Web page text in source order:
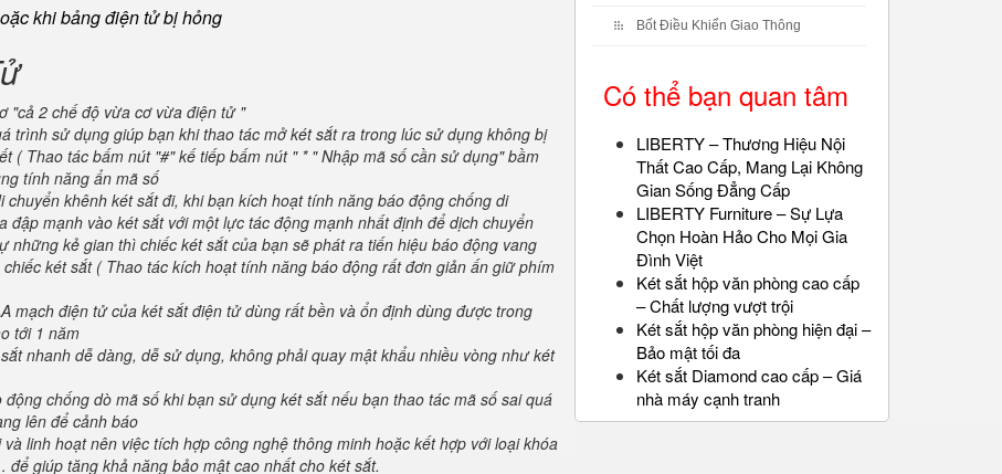
khi bảng điện tử bị hỏng
"cả 2 chế độ vừa cơ vừa điện tử "
trình sử dụng giúp bạn khi thao tác mở két sắt ra trong lúc sử dụng không bị
( Thao tác bấm nút "#" kế tiếp bấm nút " * " Nhập mã số cần sử dụng" bầm
tính năng ẩn mã số
chuyển khênh két sắt đi, khi bạn kích hoạt tính năng báo động chống di
đập mạnh vào két sắt với một lực tác động mạnh nhất định để dịch chuyển
những kẻ gian thì chiếc két sắt của bạn sẽ phát ra tiến hiệu báo động vang
két sắt ( Thao tác kích hoạt tính năng báo động rất đơn giản ấn giữ phím
mạch điện tử của két sắt điện tử dùng rất bền và ổn định dùng được trong
tới 1 năm
nhanh dễ dàng, dễ sử dụng, không phải quay mật khẩu nhiều vòng như két
chống dò mã số khi bạn sử dụng két sắt nếu bạn thao tác mã số sai quá
lên để cảnh báo
linh hoạt nên việc tích hợp công nghệ thông minh hoặc kết hợp với loại khóa
giúp tăng khả năng bảo mật cao nhất cho két sắt.
Bốt Điều Khiển Giao Thông
Có thể bạn quan tâm
LIBERTY – Thương Hiệu Nội
Thất Cao Cấp, Mang Lại Không
Gian Sống Đẳng Cấp
LIBERTY Furniture – Sự Lựa
Chọn Hoàn Hảo Cho Mọi Gia
Đình Việt
Két sắt hộp văn phòng cao cấp
– Chất lượng vượt trội
Két sắt hộp văn phòng hiện đại –
Bảo mật tối đa
Két sắt Diamond cao cấp – Giá
nhà máy cạnh tranh